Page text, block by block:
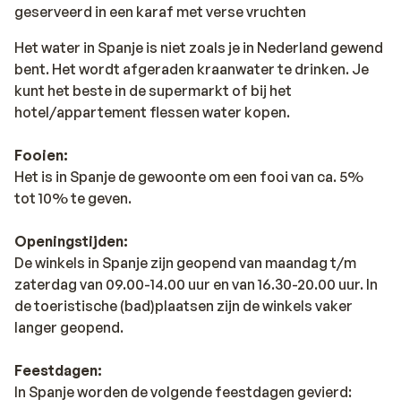
geserveerd in een karaf met verse vruchten
Het water in Spanje is niet zoals je in Nederland gewend
bent. Het wordt afgeraden kraanwater te drinken. Je
kunt het beste in de supermarkt of bij het
hotel/appartement flessen water kopen.
Fooien:
Het is in Spanje de gewoonte om een fooi van ca. 5%
tot 10% te geven.
Openingstijden:
De winkels in Spanje zijn geopend van maandag t/m
zaterdag van 09.00-14.00 uur en van 16.30-20.00 uur. In
de toeristische (bad)plaatsen zijn de winkels vaker
langer geopend.
Feestdagen:
In Spanje worden de volgende feestdagen gevierd: